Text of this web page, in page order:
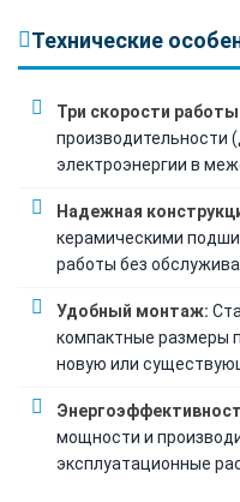
Технические
Три скорости
производительности
электроэнергии в
Надежная
керамическими
работы без
Удобный монтаж:
компактные размеры
новую или
мощности и
эксплуатационные